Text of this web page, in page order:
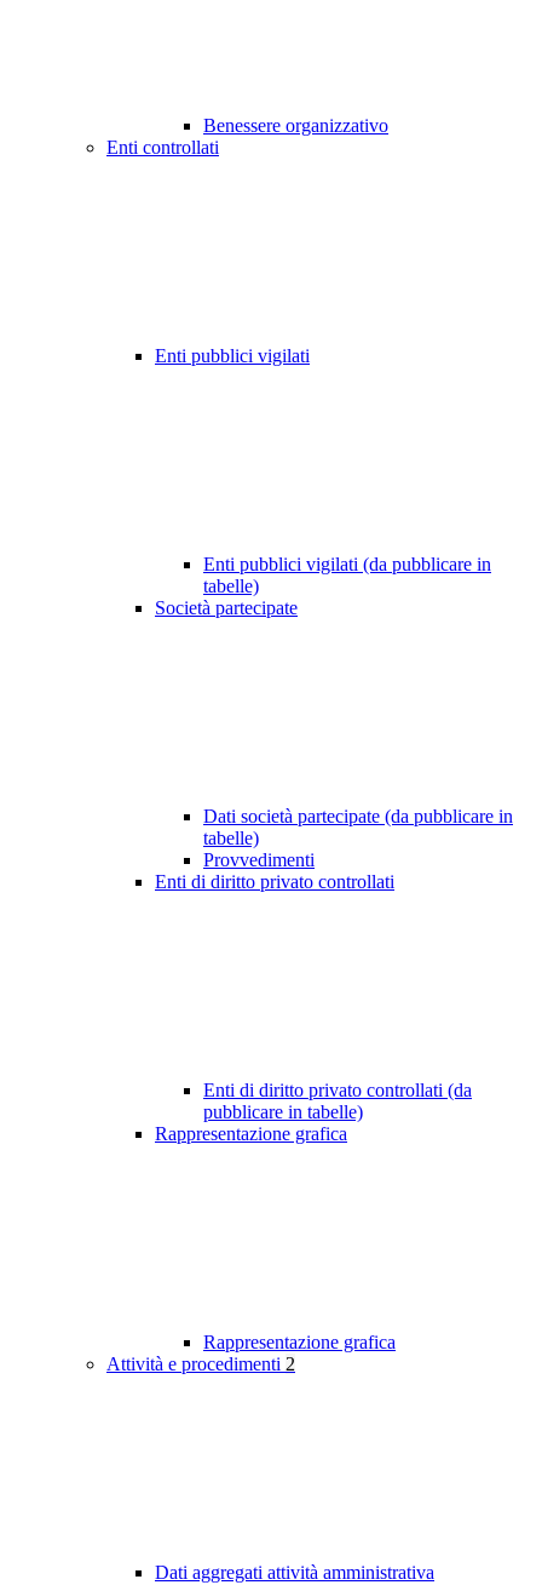
Benessere organizzativo
Enti controllati
Enti pubblici vigilati
Enti pubblici vigilati (da pubblicare in
tabelle)
Società partecipate
Dati società partecipate (da pubblicare in
tabelle)
Provvedimenti
Enti di diritto privato controllati
Enti di diritto privato controllati (da
pubblicare in tabelle)
Rappresentazione grafica
Rappresentazione grafica
Attività e procedimenti 2
Dati aggregati attività amministrativa